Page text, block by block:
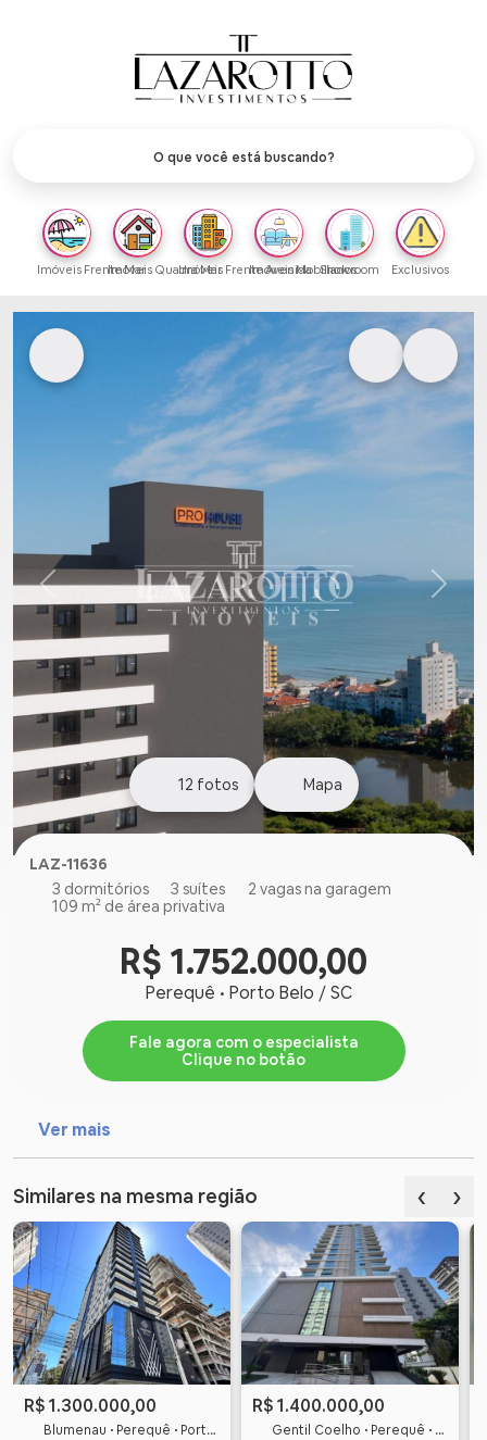
Imóveis Frente MarImóveis Quadra MarImóveis Frente Avenida
Imóveis Mobiliados
Showroom Exclusivos
12 fotos Mapa
LAZ-11636
3 dormitórios
3 suítes
2 vagas na garagem
109 m² de área privativa
R$ 1.752.000,00
Perequê • Porto Belo / SC
Fale agora com o especialista
Clique no botão
Ver mais
Similares na mesma região ‹ ›
R$ 1.300.000,00
Blumenau • Perequê • Porto Belo
R$ 1.400.000,00
Gentil Coelho • Perequê • Porto Belo